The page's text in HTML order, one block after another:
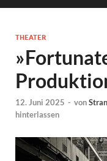
THEATER
12. Juni 2025 - von
hinterlassen